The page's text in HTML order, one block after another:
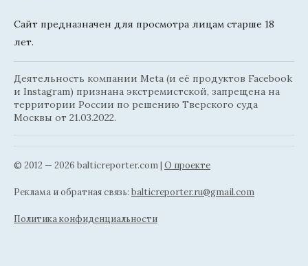
Сайт предназначен для просмотра лицам старше 18
лет.
Деятельность компании Meta (и её продуктов Facebook
и Instagram) признана экстремистской, запрещена на
территории России по решению Тверского суда
Москвы от 21.03.2022.
© 2012 — 2026 balticreporter.com | О проекте
Реклама и обратная связь: balticreporter.ru@gmail.com
Политика конфиденциальности